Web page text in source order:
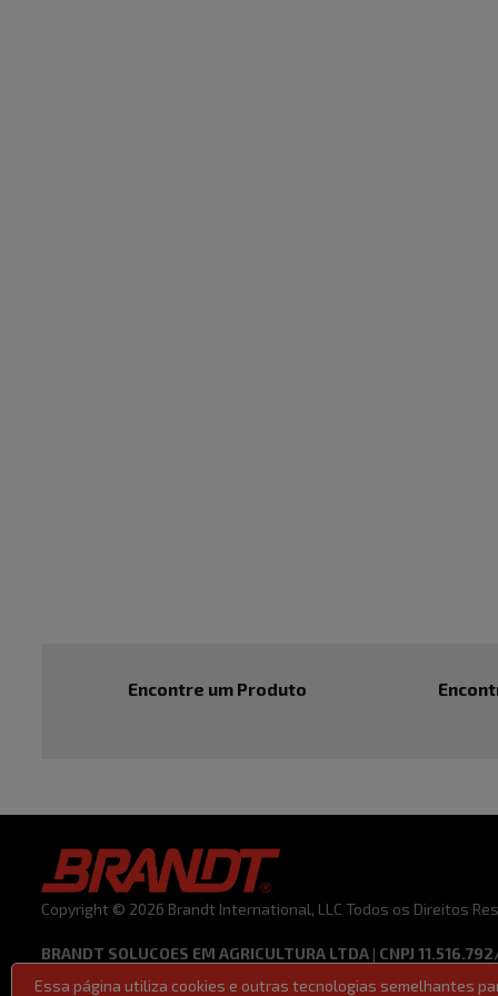
Encontre um Produto
Copyright © 2026 Brandt International, LLC Todos os Direitos
BRANDT SOLUCOES EM AGRICULTURA LTDA | CNPJ
Essa página utiliza cookies e outras tecnologias semelhantes